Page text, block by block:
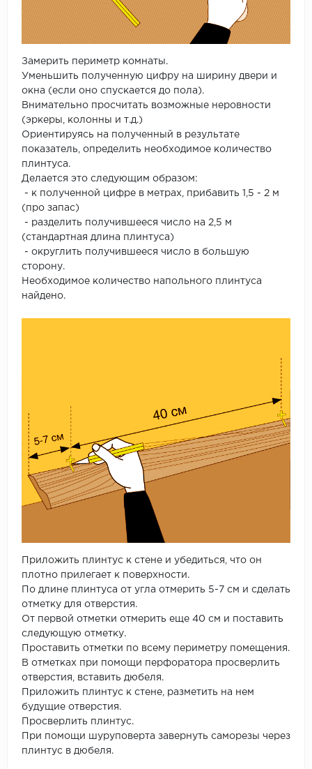
Замерить периметр комнаты.
Уменьшить полученную цифру на ширину двери и
окна (если оно спускается до пола).
Внимательно просчитать возможные неровности
(эркеры, колонны и т.д.)
Ориентируясь на полученный в результате
показатель, определить необходимое количество
плинтуса.
Делается это следующим образом:
- к полученной цифре в метрах, прибавить 1,5 - 2 м
(про запас)
- разделить получившееся число на 2,5 м
(стандартная длина плинтуса)
- округлить получившееся число в большую
сторону.
Необходимое количество напольного плинтуса
найдено.
Приложить плинтус к стене и убедиться, что он
плотно прилегает к поверхности.
По длине плинтуса от угла отмерить 5-7 см и сделать
отметку для отверстия.
От первой отметки отмерить еще 40 см и поставить
следующую отметку.
Проставить отметки по всему периметру помещения.
В отметках при помощи перфоратора просверлить
отверстия, вставить дюбеля.
Приложить плинтус к стене, разметить на нем
будущие отверстия.
Просверлить плинтус.
При помощи шуруповерта завернуть саморезы через
плинтус в дюбеля.